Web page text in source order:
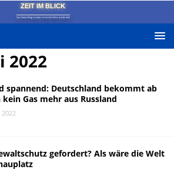
ZEIT IM BLICK
Das News-Blog mit dem kritischen Blick auf die Zeit!
2022
spannend: Deutschland bekommt ab
Gas mehr aus Russland
gefordert? Als wäre die Welt